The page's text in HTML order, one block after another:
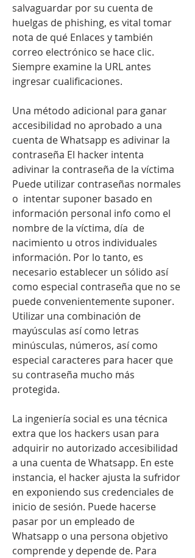
salvaguardar por su cuenta de
huelgas de phishing, es vital tomar
nota de qué Enlaces y también
correo electrónico se hace clic.
Siempre examine la URL antes
ingresar cualificaciones.
Una método adicional para ganar
accesibilidad no aprobado a una
cuenta de Whatsapp es adivinar la
contraseña El hacker intenta
adivinar la contraseña de la víctima
Puede utilizar contraseñas normales
o  intentar suponer basado en
información personal info como el
nombre de la víctima, día  de
nacimiento u otros individuales
información. Por lo tanto, es
necesario establecer un sólido así
como especial contraseña que no se
puede convenientemente suponer.
Utilizar una combinación de
mayúsculas así como letras
minúsculas, números, así como
especial caracteres para hacer que
su contraseña mucho más
protegida.
La ingeniería social es una técnica
extra que los hackers usan para
adquirir no autorizado accesibilidad
a una cuenta de Whatsapp. En este
instancia, el hacker ajusta la sufridor
en exponiendo sus credenciales de
inicio de sesión. Puede hacerse
pasar por un empleado de
Whatsapp o una persona objetivo
comprende y depende de. Para